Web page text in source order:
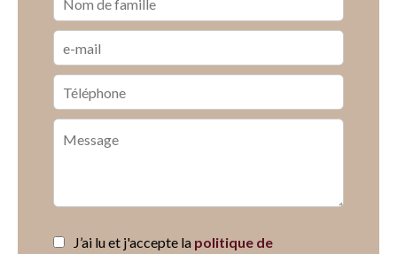
J’ai lu et j'accepte la politique de